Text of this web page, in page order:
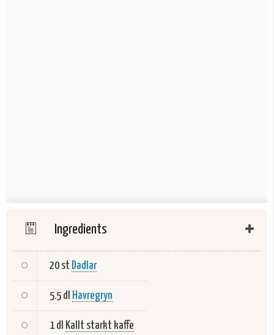
Ingredients
20 st Dadlar
5.5 dl Havregryn
1 dl Kallt starkt kaffe